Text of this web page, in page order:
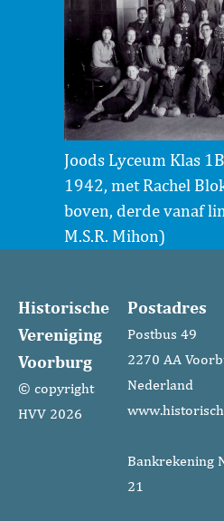
Joods Lyceum Klas
1942, met Rachel
boven, derde vanaf
M.S.R. Mihon)
Historische
Vereniging
Voorburg
© copyright
HVV 2026
Postadres
Postbus 49
2270 AA
Nederland
Bankrekening
21